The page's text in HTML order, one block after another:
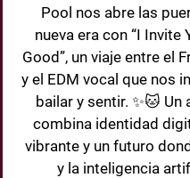
Pool nos abre las
nueva era con “I Invite
Good”, un viaje entre el
y el EDM vocal que nos
bailar y sentir. ✨🐱 Un
combina identidad
vibrante y un futuro
y la inteligencia